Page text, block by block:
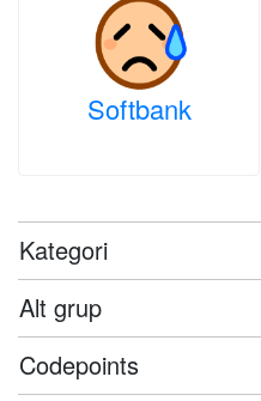
Softbank
Kategori
Alt grup
Codepoints